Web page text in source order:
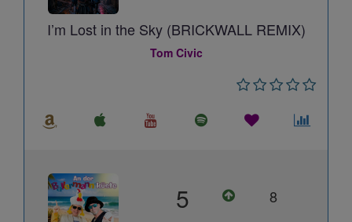
I’m Lost in the Sky (BRICKWALL REMIX)
Tom Civic
5 8